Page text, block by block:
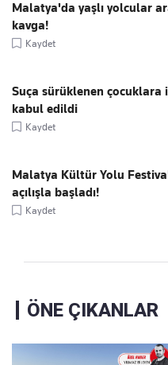
Malatya'da yaşlı yolcular
kavga!
Kaydet
Suça sürüklenen çocuklara
kabul edildi
Kaydet
Malatya Kültür Yolu
açılışla başladı!
Kaydet
ÖNE ÇIKANLAR